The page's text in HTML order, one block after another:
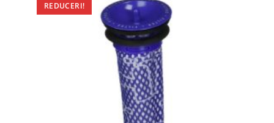
REDUCERI!